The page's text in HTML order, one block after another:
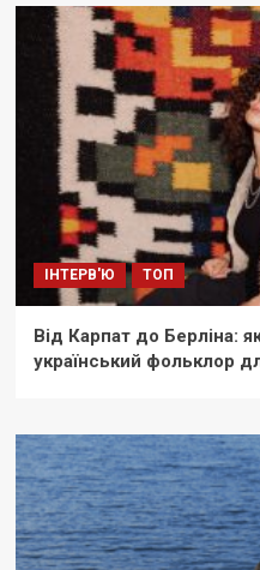
ІНТЕРВ'Ю ТОП
Від Карпат до Берліна:
український фольклор